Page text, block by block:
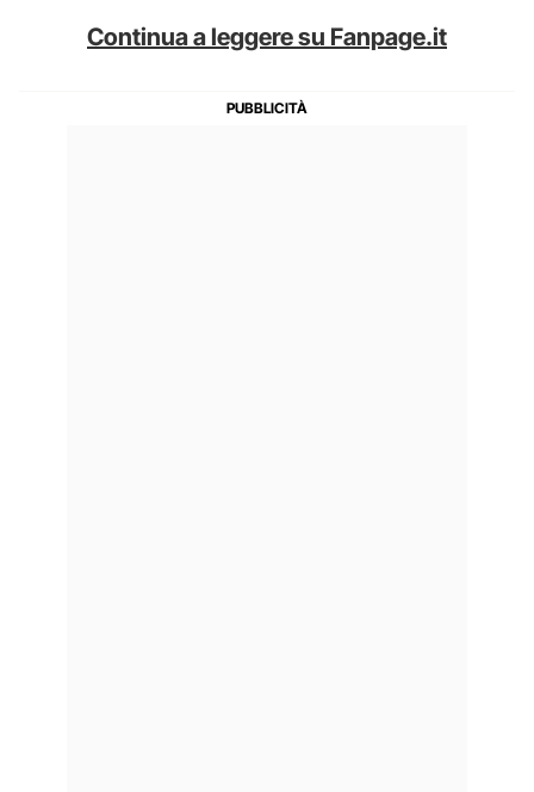
Continua a leggere su Fanpage.it